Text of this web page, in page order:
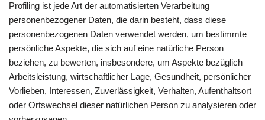
Profiling ist jede Art der automatisierten Verarbeitung
personenbezogener Daten, die darin besteht, dass diese
personenbezogenen Daten verwendet werden, um bestimmte
persönliche Aspekte, die sich auf eine natürliche Person
beziehen, zu bewerten, insbesondere, um Aspekte bezüglich
Arbeitsleistung, wirtschaftlicher Lage, Gesundheit, persönlicher
Vorlieben, Interessen, Zuverlässigkeit, Verhalten, Aufenthaltsort
oder Ortswechsel dieser natürlichen Person zu analysieren oder